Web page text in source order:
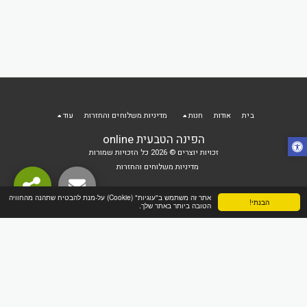
הבנתי!
אתר זה משתמש ב"עוגיות" (Cookie) על-מנת להבטיח שתהנה מהחוויה
הטובה ביותר באתר שלך.
הפינה הטבעית online
זכויות יוצרים © 2026 כל הזכויות שמורות
מדיניות משלוחים והחזרות
בית אודות חנות מדיניות משלוחים והחזרות עוד